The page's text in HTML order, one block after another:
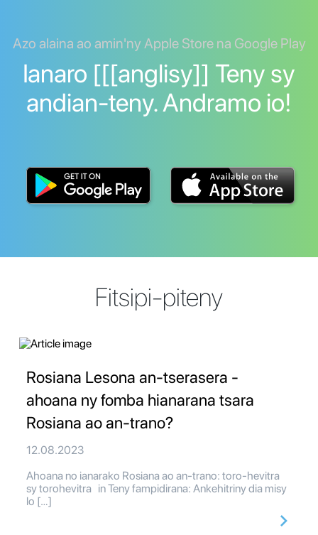
Azo alaina ao amin'ny Apple Store na Google Play
Ianaro [[[anglisy]] Teny sy
andian-teny. Andramo io!
Fitsipi-piteny
Rosiana Lesona an-tserasera -
ahoana ny fomba hianarana tsara
Rosiana ao an-trano?
12.08.2023
Ahoana no ianarako Rosiana ao an-trano: toro-hevitra
sy torohevitra in Teny fampidirana: Ankehitriny dia misy
lo […]